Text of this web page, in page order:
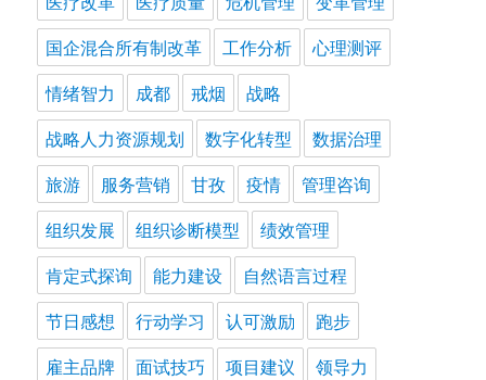
国企混合所有制改革
工作分析
心理测评
情绪智力
成都 戒烟
战略
战略人力资源规划
数字化转型
数据治理
旅游
服务营销 甘孜 疫情
管理咨询
组织发展
组织诊断模型
绩效管理
肯定式探询
能力建设
自然语言过程
节日感想
行动学习 认可激励
跑步
雇主品牌
面试技巧 项目建议 领导力